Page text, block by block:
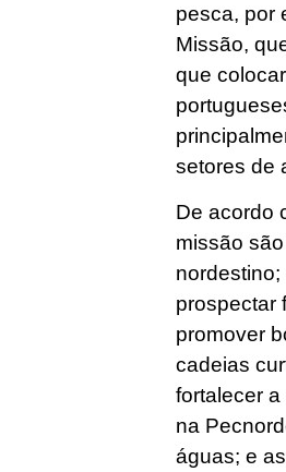
pesca, por
Missão,
que
setores de
De acordo
missão
prospectar
promover
cadeias
fortalecer
na
águas; e